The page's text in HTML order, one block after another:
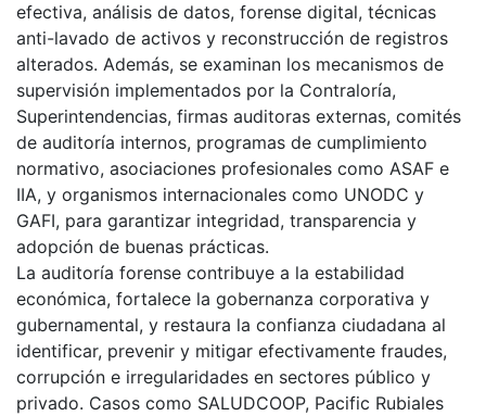
efectiva, análisis de datos, forense digital, técnicas
anti-lavado de activos y reconstrucción de registros
alterados. Además, se examinan los mecanismos de
supervisión implementados por la Contraloría,
Superintendencias, firmas auditoras externas, comités
de auditoría internos, programas de cumplimiento
normativo, asociaciones profesionales como ASAF e
IIA, y organismos internacionales como UNODC y
GAFI, para garantizar integridad, transparencia y
adopción de buenas prácticas.
La auditoría forense contribuye a la estabilidad
económica, fortalece la gobernanza corporativa y
gubernamental, y restaura la confianza ciudadana al
identificar, prevenir y mitigar efectivamente fraudes,
corrupción e irregularidades en sectores público y
privado. Casos como SALUDCOOP, Pacific Rubiales